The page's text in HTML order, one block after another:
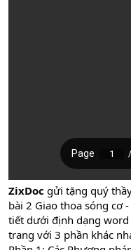
ZixDoc gửi tặng quý
bài 2 Giao thoa sóng cơ
tiết dưới định dạng word
trang với 3 phần khác